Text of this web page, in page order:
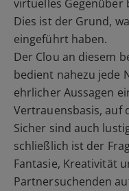
virtuelles Gegenüber
Dies ist der Grund,
eingeführt haben.
Der Clou an diesem
bedient nahezu jede
ehrlicher Aussagen
Vertrauensbasis, auf
Sicher sind auch
schließlich ist der
Fantasie, Kreativität
Partnersuchenden